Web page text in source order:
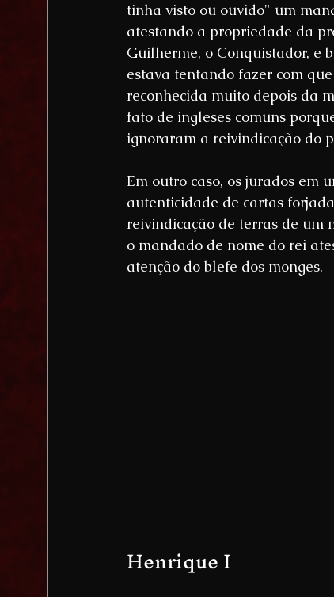
tinha visto ou ouvido" um
atestando a propriedade da
Guilherme, o Conquistador, e
estava tentando fazer com
reconhecida muito depois da
fato de ingleses comuns
ignoraram a reivindicação do
Em outro caso, os jurados em
autenticidade de cartas
reivindicação de terras de um
o mandado de nome do rei
atenção do blefe dos monges.
Henrique I